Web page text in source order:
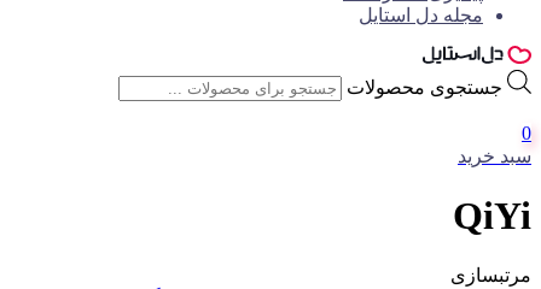
مجله دل استایل
جستجوی محصولات
0
سبد خرید
QiYi
مرتبسازی